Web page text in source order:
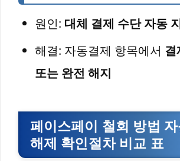
원인: 대체 결제 수단 자동
해결: 자동결제 항목에서 결
또는 완전 해지
페이스페이 철회 방법
해제 확인절차 비교 표